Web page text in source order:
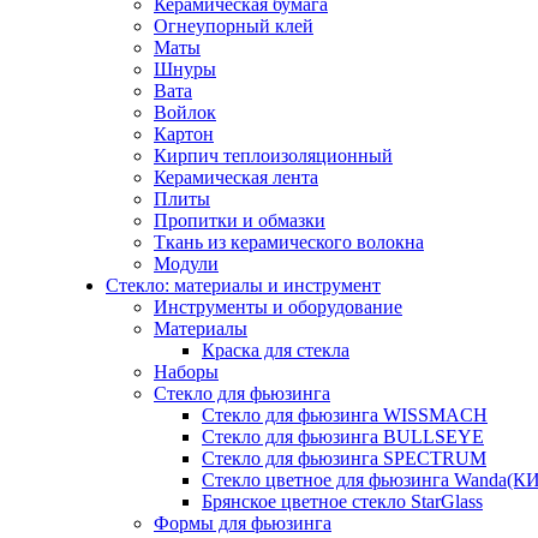
Керамическая бумага
Огнеупорный клей
Маты
Шнуры
Вата
Войлок
Картон
Кирпич теплоизоляционный
Керамическая лента
Плиты
Пропитки и обмазки
Ткань из керамического волокна
Модули
Стекло: материалы и инструмент
Инструменты и оборудование
Материалы
Краска для стекла
Наборы
Стекло для фьюзинга
Стекло для фьюзинга WISSMACH
Стекло для фьюзинга BULLSEYE
Стекло для фьюзинга SPECTRUM
Стекло цветное для фьюзинга
Брянское цветное стекло StarGlass
Формы для фьюзинга